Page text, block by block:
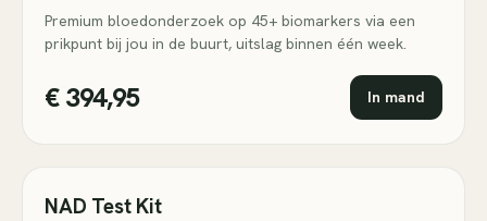
Premium bloedonderzoek op 45+ biomarkers via een
prikpunt bij jou in de buurt, uitslag binnen één week.
€ 394,95 In mand
NAD Test Kit